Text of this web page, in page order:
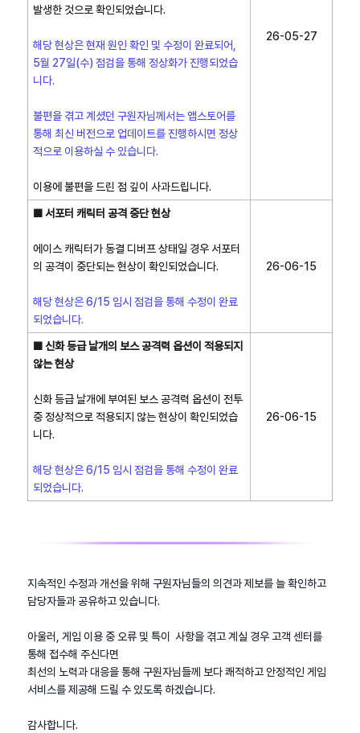
발생한 것으로 확인되었습니다.
해당 현상은 현재 원인 확인 및 수정이 완료되어,
5월 27일(수) 점검을 통해 정상화가 진행되었습
니다.
불편을 겪고 계셨던 구원자님께서는 앱스토어를
통해 최신 버전으로 업데이트를 진행하시면 정상
적으로 이용하실 수 있습니다.
이용에 불편을 드린 점 깊이 사과드립니다.
26-05-27
■ 서포터 캐릭터 공격 중단 현상
에이스 캐릭터가 동결 디버프 상태일 경우 서포터
의 공격이 중단되는 현상이 확인되었습니다.
해당 현상은 6/15 임시 점검을 통해 수정이 완료
되었습니다.
26-06-15
■ 신화 등급 날개의 보스 공격력 옵션이 적용되지
않는 현상
신화 등급 날개에 부여된 보스 공격력 옵션이 전투
중 정상적으로 적용되지 않는 현상이 확인되었습
니다.
해당 현상은 6/15 임시 점검을 통해 수정이 완료
되었습니다.
26-06-15
지속적인 수정과 개선을 위해 구원자님들의 의견과 제보를 늘 확인하고
담당자들과 공유하고 있습니다.
아울러, 게임 이용 중 오류 및 특이 사항을 겪고 계실 경우 고객 센터를
통해 접수해 주신다면
최선의 노력과 대응을 통해 구원자님들께 보다 쾌적하고 안정적인 게임
서비스를 제공해 드릴 수 있도록 하겠습니다.
감사합니다.